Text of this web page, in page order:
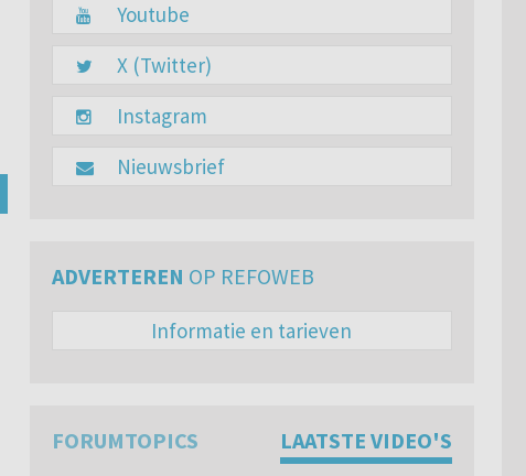
Youtube
X (Twitter)
Instagram
Nieuwsbrief
ADVERTEREN OP REFOWEB
Informatie en tarieven
FORUMTOPICS LAATSTE VIDEO'S